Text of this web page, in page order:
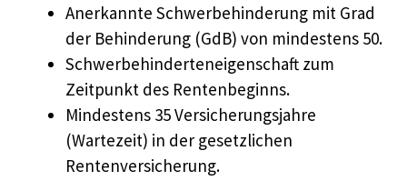
Anerkannte Schwerbehinderung mit Grad
der Behinderung (GdB) von mindestens 50.
Schwerbehinderteneigenschaft zum
Zeitpunkt des Rentenbeginns.
Mindestens 35 Versicherungsjahre
(Wartezeit) in der gesetzlichen
Rentenversicherung.